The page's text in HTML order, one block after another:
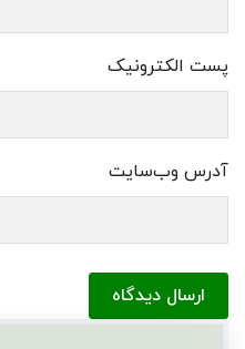
پست الکترونیک
آدرس وب‌سایت
ارسال دیدگاه